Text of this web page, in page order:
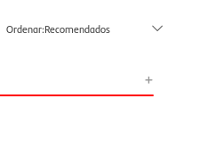
Recomendados
+